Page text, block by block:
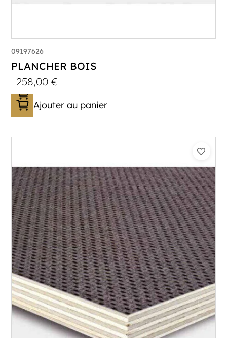
09197626
PLANCHER BOIS
258,00€
Ajouter au panier